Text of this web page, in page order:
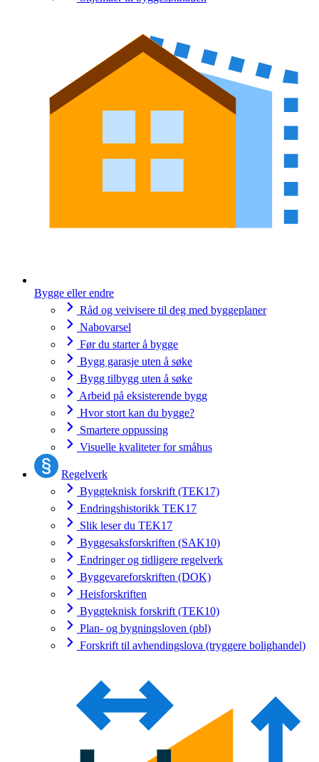
Bygge eller endre
Råd og veivisere til deg med byggeplaner
Nabovarsel
Før du starter å bygge
Bygg garasje uten å søke
Bygg tilbygg uten å søke
Arbeid på eksisterende bygg
Hvor stort kan du bygge?
Smartere oppussing
Visuelle kvaliteter for småhus
Regelverk
Byggteknisk forskrift (TEK17)
Endringshistorikk TEK17
Slik leser du TEK17
Byggesaksforskriften (SAK10)
Endringer og tidligere regelverk
Byggevareforskriften (DOK)
Heisforskriften
Byggteknisk forskrift (TEK10)
Plan- og bygningsloven (pbl)
Forskrift til avhendingslova (tryggere bolighandel)